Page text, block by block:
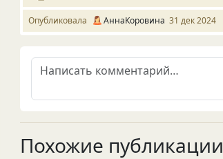
Опубликовала АннаКоровина 31 дек 2024
Похожие публикации